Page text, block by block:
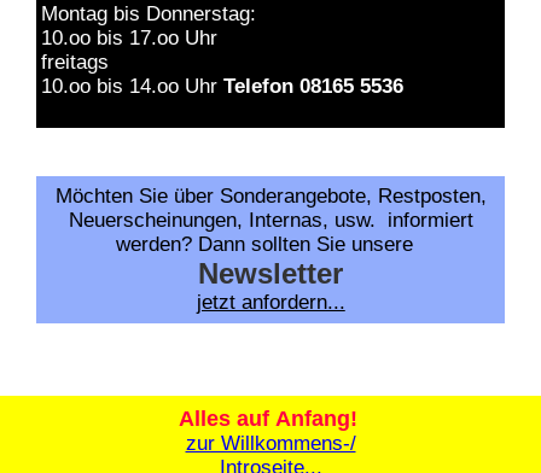
Montag bis Donnerstag:
10.oo bis 17.oo Uhr
freitags
10.oo bis 14.oo Uhr Telefon 08165 5536
Möchten Sie über Sonderangebote, Restposten,
Neuerscheinungen, Internas, usw. informiert
werden? Dann sollten Sie unsere
Newsletter
jetzt anfordern...
Alles auf Anfang!
zur Willkommens-/
Introseite...